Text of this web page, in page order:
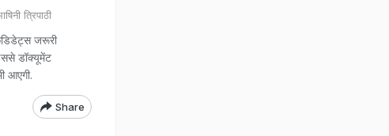
त्रिपाठी
जरूरी
डॉक्यूमेंट
आएगी.
Share